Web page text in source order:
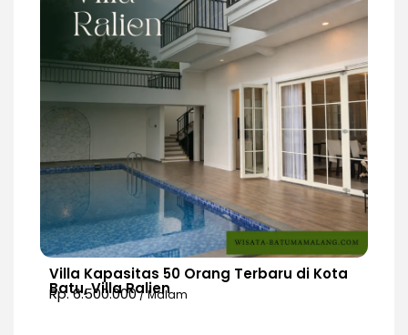
Villa Kapasitas 50 Orang Terbaru di Kota
Batu, Villa Ralien
Rp. 6.500.000/ Malam